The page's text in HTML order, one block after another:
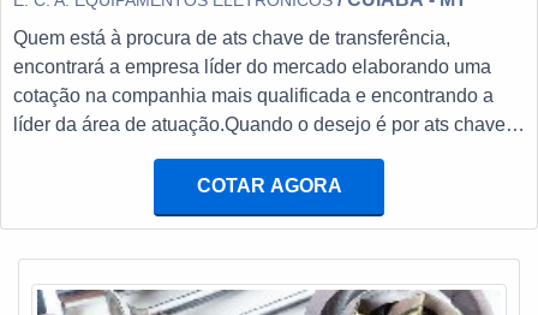
gerador e instalações elétricas. É sempre a opção mais
confiável, disponibilizando itens como chave de
transferência automática ats e baterias estacionárias com
ótima qualidade e proteção.Se diferenciando dentro de seu
tem feito a diferença no mercado por toda seriedade e
qualidade o que garante a melhor experiência para
parceiros novos e antigos....
Quem está à procura de ats chave de transferência,
encontrará a empresa líder do mercado elaborando uma
cotação na companhia mais qualificada e encontrando a
líder da área de atuação.Quando o desejo é por ats chave
Equipamentos Eletrônicos o cliente receberá assertividade
com pagamento acessível.UM POUCO MAIS SOBRE ATS
com escritório de alta qualidade onde são realizadas as
COTAR AGORA